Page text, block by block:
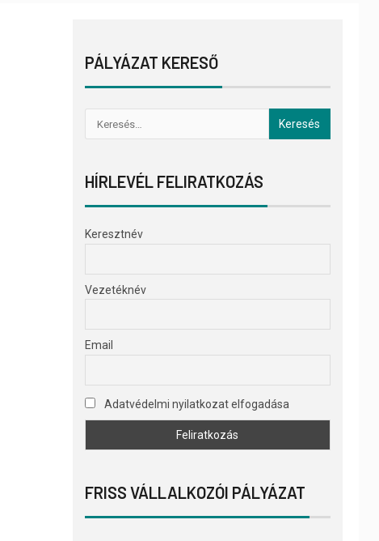
PÁLYÁZAT KERESŐ
HÍRLEVÉL FELIRATKOZÁS
Keresztnév
Vezetéknév
Email
Adatvédelmi nyilatkozat elfogadása
FRISS VÁLLALKOZÓI PÁLYÁZAT